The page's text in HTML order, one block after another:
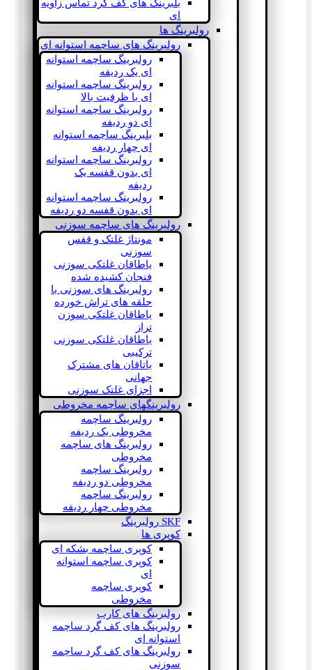
بلبرینگ های کف گرد تماس زاویه
ای
رولبرینگ ها
رولبرینگ های ساچمه استوانه ای
رولبرینگ ساچمه استوانه
ای یک ردیفه
رولبرینگ ساچمه استوانه
ای با ظرفیت بالا
رولبرینگ ساچمه استوانه
ای دو ردیفه
بلبرینگ ساچمه استوانه
ای چهار ردیفه
رولبرینگ ساچمه استوانه
ای بدون قفسه یک
ردیفه
رولبرینگ ساچمه استوانه
ای بدون قفسه دو ردیفه
رولبرینگ های ساچمه سوزنی
مونتاژ غلتک و قفس
سوزنی
یاطاقان غلتکی سوزنی
فنجان کشیده شده
رولبرینگ های سوزنی با
حلقه های تراش خورده
یاطاقان غلتکی سوزن
تراز
یاطاقان غلتکی سوزنی
ترکیبی
یاتاقان های مشترک
جهانی
اجزای غلتک سوزنی
رولبرینگهای ساچمه مخروطی
رولبرینگ ساچمه
مخروطی یک ردیفه
رولبرینگ های ساچمه
مخروطی
رولبرینگ ساچمه
مخروطی دو ردیفه
رولبرینگ ساچمه
مخروطی چهار ردیفه
SKF رولبرینگ
کوپری ها
کوپری ساچمه بشکه ای
کوپری ساچمه استوانه
ای
کوپری ساچمه
مخروطی
رولبرینگ های کارب
رولبرینگ های کف گرد ساچمه
استوانه ای
رولبرینگ های کف گرد ساچمه
سوزنی